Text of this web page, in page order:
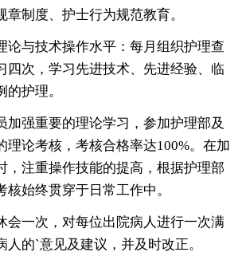
章制度、护士行为规范教育。
与技术操作水平：每月组织护理查
四次，学习先进技术、先进经验、临
的护理。
强重要的理论学习，参加护理部及
理论考核，考核合格率达100%。在加
，注重操作技能的提高，根据护理部
核始终贯穿于日常工作中。
一次，对每位出院病人进行一次满
人的`意见及建议，并及时改正。